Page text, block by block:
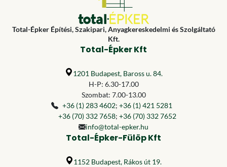
Total-Épker Építési, Szakipari, Anyagkereskedelmi és Szolgáltató
Kft.
Total-Épker Kft
1201 Budapest, Baross u. 84.
H-P: 6.30-17.00
Szombat: 7.00-13.00
+36 (1) 283 4602; +36 (1) 421 5281
+36 (70) 332 7658; +36 (70) 332 7652
info@total-epker.hu
Total-Épker-Fülöp Kft
1152 Budapest, Rákos út 19.